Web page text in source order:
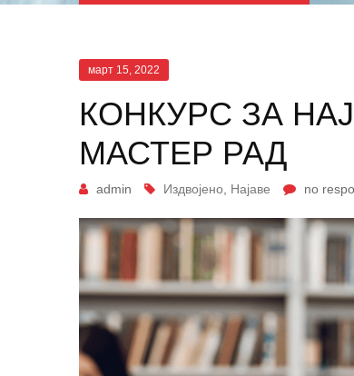
март 15, 2022
КОНКУРС ЗА
МАСТЕР РАД
admin Издвојено Најаве no